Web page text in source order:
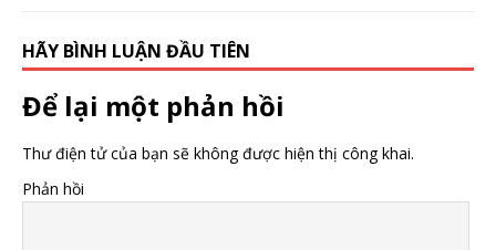
HÃY BÌNH LUẬN ĐẦU TIÊN
Để lại một phản hồi
Thư điện tử của bạn sẽ không được hiện thị công khai.
Phản hồi